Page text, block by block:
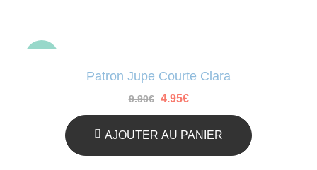
Patron Jupe Courte Clara
9.90€ Le
était :
9.90€.
4.95€Le
est :
4.95€.
AJOUTER AU PANIER